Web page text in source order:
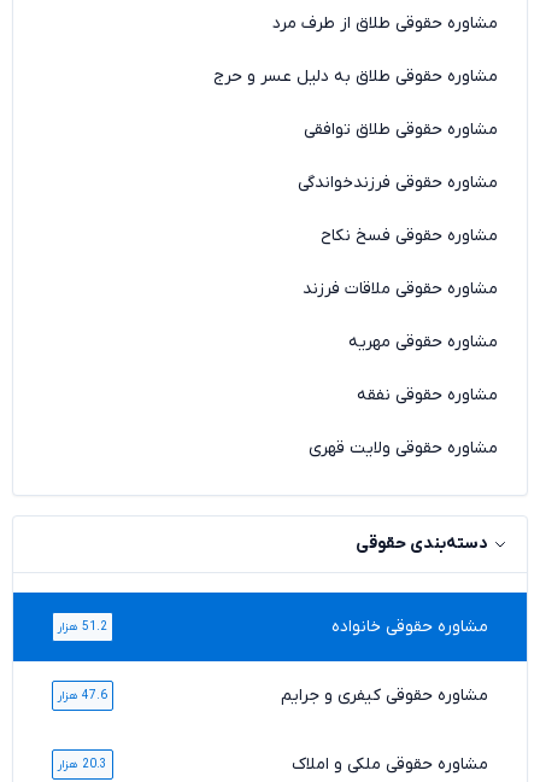
مشاوره حقوقی طلاق از طرف مرد
مشاوره حقوقی طلاق به دلیل عسر و حرج
مشاوره حقوقی طلاق توافقی
مشاوره حقوقی فرزندخواندگی
مشاوره حقوقی فسخ نکاح
مشاوره حقوقی ملاقات فرزند
مشاوره حقوقی مهریه
مشاوره حقوقی نفقه
مشاوره حقوقی ولایت قهری
دسته‌بندی حقوقی
مشاوره حقوقی خانواده 51.2 هزار
مشاوره حقوقی کیفری و جرایم 47.6 هزار
مشاوره حقوقی ملکی و املاک 20.3 هزار